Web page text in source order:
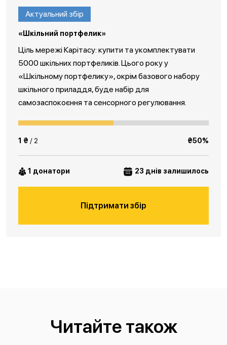
Актуальний збір
«Шкільний портфелик»
Ціль мережі Карітасу: купити та укомплектувати
5000 шкільних портфеликів. Цього року у
«Шкільному портфелику», окрім базового набору
шкільного приладдя, буде набір для
самозаспокоєння та сенсорного регулювання.
1 ₴ / 2 ₴50%
1 донатори 23 днів залишилось
Підтримати збір
Читайте також